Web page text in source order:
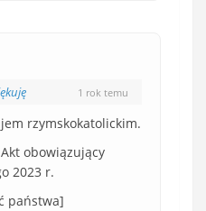
1 rok temu
rzymskokatolickim.
obowiązujący
2023 r.
państwa]